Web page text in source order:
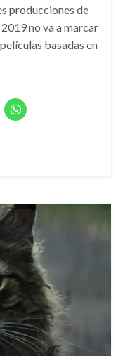
producciones de
no va a marcar
basadas en